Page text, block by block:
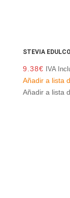
STEVIA
9.38€ IVA
Añadir a lista
Añadir a lista